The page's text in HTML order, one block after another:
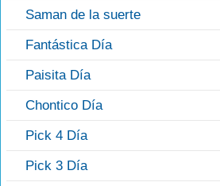
Saman de la suerte
Fantástica Día
Paisita Día
Chontico Día
Pick 4 Día
Pick 3 Día